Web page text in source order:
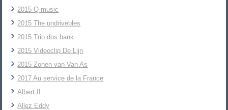
2015 Q music
2015 The undrivebles
2015 Trio dos bank
2015 Videoclip De Lijn
2015 Zonen van Van As
2017 Au service de la France
Albert II
Allez Eddy